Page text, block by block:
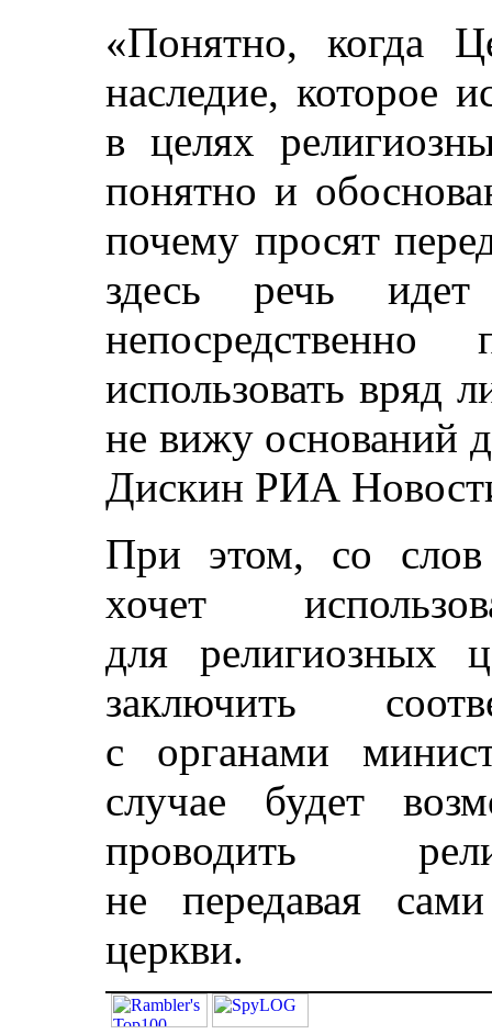
«Понятно, когда
наследие, которое
в целях
понятно и
почему просят
здесь речь
использовать вряд
не вижу оснований
Дискин РИА
При этом, со
хочет
для религиозных
заключить
с органами
случае будет
проводить
не передавая
церкви.